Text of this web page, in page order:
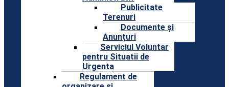
Publicitate
Terenuri
Documente și
Anunțuri
Serviciul Voluntar
pentru Situatii de
Urgenta
Regulament de